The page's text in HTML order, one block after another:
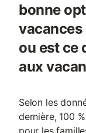
bonne
vacances
ou est ce
aux
Selon les
dernière, 100
pour les